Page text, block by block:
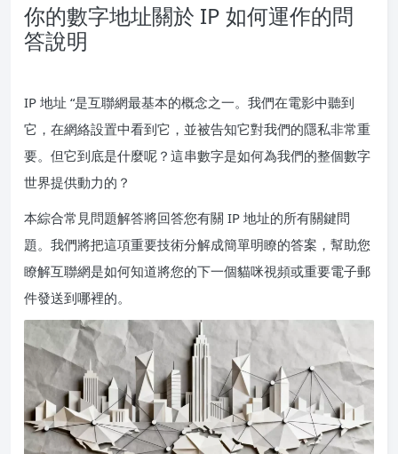
你的數字地址關於 IP 如何運作的問
答說明
IP 地址 “是互聯網最基本的概念之一。我們在電影中聽到
它，在網絡設置中看到它，並被告知它對我們的隱私非常重
要。但它到底是什麼呢？這串數字是如何為我們的整個數字
世界提供動力的？
本綜合常見問題解答將回答您有關 IP 地址的所有關鍵問
題。我們將把這項重要技術分解成簡單明瞭的答案，幫助您
瞭解互聯網是如何知道將您的下一個貓咪視頻或重要電子郵
件發送到哪裡的。